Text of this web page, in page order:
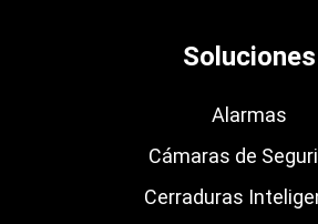
Soluciones
Alarmas
Cámaras de
Cerraduras